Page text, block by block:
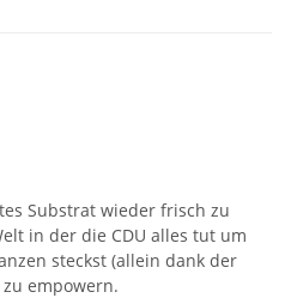
Substrat wieder frisch zu
in der die CDU alles tut um
steckst (allein dank der
empowern.